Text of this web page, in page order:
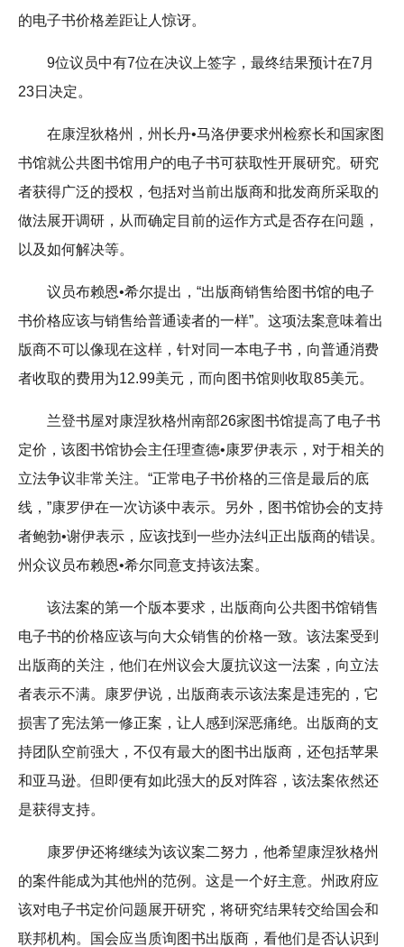
的电子书价格差距让人惊讶。
9位议员中有7位在决议上签字，最终结果预计在7月
23日决定。
在康涅狄格州，州长丹•马洛伊要求州检察长和国家图
书馆就公共图书馆用户的电子书可获取性开展研究。研究
者获得广泛的授权，包括对当前出版商和批发商所采取的
做法展开调研，从而确定目前的运作方式是否存在问题，
以及如何解决等。
议员布赖恩•希尔提出，“出版商销售给图书馆的电子
书价格应该与销售给普通读者的一样”。这项法案意味着出
版商不可以像现在这样，针对同一本电子书，向普通消费
者收取的费用为12.99美元，而向图书馆则收取85美元。
兰登书屋对康涅狄格州南部26家图书馆提高了电子书
定价，该图书馆协会主任理查德•康罗伊表示，对于相关的
立法争议非常关注。“正常电子书价格的三倍是最后的底
线，”康罗伊在一次访谈中表示。另外，图书馆协会的支持
者鲍勃•谢伊表示，应该找到一些办法纠正出版商的错误。
州众议员布赖恩•希尔同意支持该法案。
该法案的第一个版本要求，出版商向公共图书馆销售
电子书的价格应该与向大众销售的价格一致。该法案受到
出版商的关注，他们在州议会大厦抗议这一法案，向立法
者表示不满。康罗伊说，出版商表示该法案是违宪的，它
损害了宪法第一修正案，让人感到深恶痛绝。出版商的支
持团队空前强大，不仅有最大的图书出版商，还包括苹果
和亚马逊。但即便有如此强大的反对阵容，该法案依然还
是获得支持。
康罗伊还将继续为该议案二努力，他希望康涅狄格州
的案件能成为其他州的范例。这是一个好主意。州政府应
该对电子书定价问题展开研究，将研究结果转交给国会和
联邦机构。国会应当质询图书出版商，看他们是否认识到